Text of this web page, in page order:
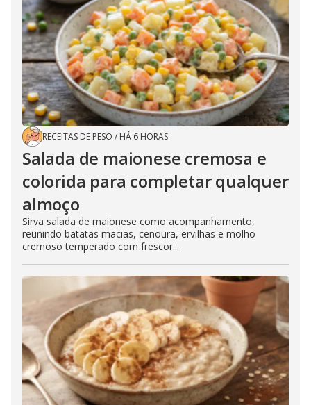
RECEITAS DE PESO / HÁ 6 HORAS
Salada de maionese cremosa e
colorida para completar qualquer
almoço
Sirva salada de maionese como acompanhamento,
reunindo batatas macias, cenoura, ervilhas e molho
cremoso temperado com frescor...